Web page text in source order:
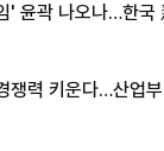
' 윤곽 나오나…한국
쟁력 키운다…산업